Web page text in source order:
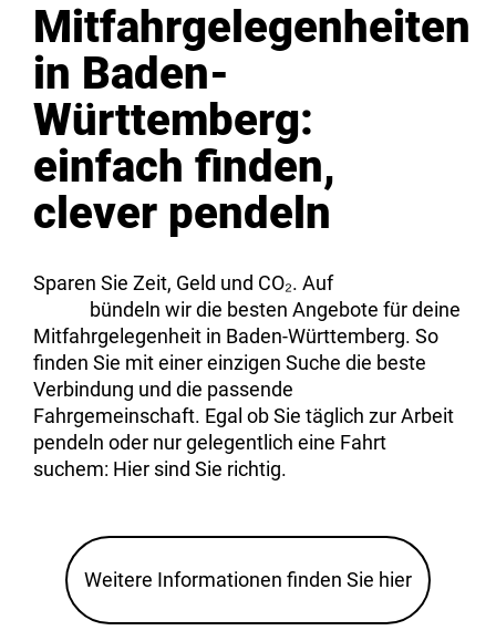
Mitfahrgelegenheiten
in Baden-
Württemberg:
einfach finden,
clever pendeln
Sparen Sie Zeit, Geld und CO₂. Auf
bündeln wir die besten Angebote für deine
Mitfahrgelegenheit in Baden-Württemberg. So
finden Sie mit einer einzigen Suche die beste
Verbindung und die passende
Fahrgemeinschaft. Egal ob Sie täglich zur Arbeit
pendeln oder nur gelegentlich eine Fahrt
suchem: Hier sind Sie richtig.
Weitere Informationen finden Sie hier